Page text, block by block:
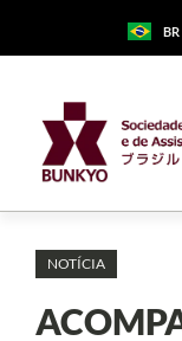
BR
NOTÍCIA